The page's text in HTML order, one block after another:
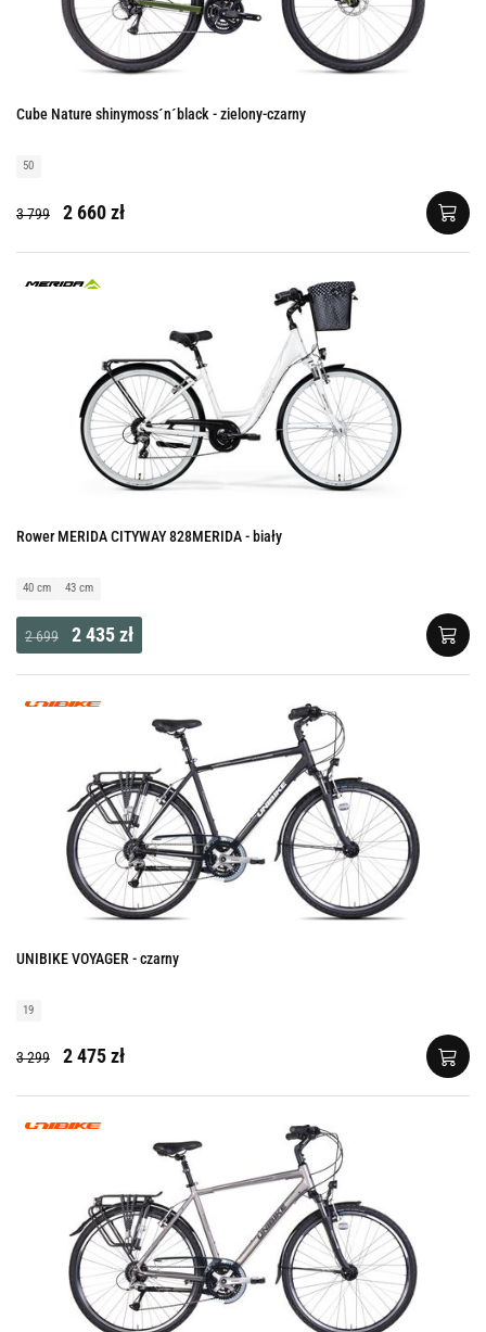
Cube Nature shinymoss´n´black - zielony-czarny
50
3 799 2 660 zł
Rower MERIDA CITYWAY 828MERIDA - biały
40 cm 43 cm
2 699 2 435 zł
UNIBIKE VOYAGER - czarny
19
3 299 2 475 zł